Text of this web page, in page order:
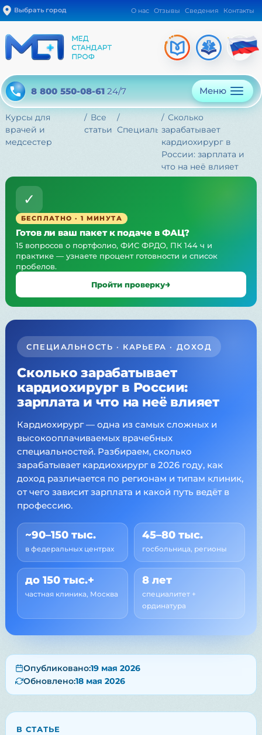
Выбрать город О нас Отзывы Сведения Контакты
8 800 550-08-61 24/7 Меню
Курсы для
врачей и
медсестер
Все
статьи Специальности
Сколько
зарабатывает
кардиохирург в
России: зарплата и
что на неё влияет
✓
БЕСПЛАТНО · 1 МИНУТА
Готов ли ваш пакет к подаче в ФАЦ?
15 вопросов о портфолио, ФИС ФРДО, ПК 144 ч и
практике — узнаете процент готовности и список
пробелов.
Пройти проверку
СПЕЦИАЛЬНОСТЬ · КАРЬЕРА · ДОХОД
Сколько зарабатывает
кардиохирург в России:
зарплата и что на неё влияет
Кардиохирург — одна из самых сложных и
высокооплачиваемых врачебных
специальностей. Разбираем, сколько
зарабатывает кардиохирург в 2026 году, как
доход различается по регионам и типам клиник,
от чего зависит зарплата и какой путь ведёт в
профессию.
~90–150 тыс.
в федеральных центрах
45–80 тыс.
госбольница, регионы
до 150 тыс.+
частная клиника, Москва
8 лет
специалитет +
ординатура
Опубликовано:19 мая 2026
Обновлено:18 мая 2026
В СТАТЬЕ